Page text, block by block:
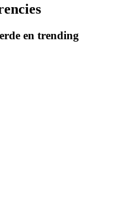
belangen
en trending